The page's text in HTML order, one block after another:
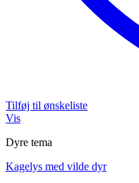
Tilføj til ønskeliste
Vis
Dyre tema
Kagelys med vilde dyr